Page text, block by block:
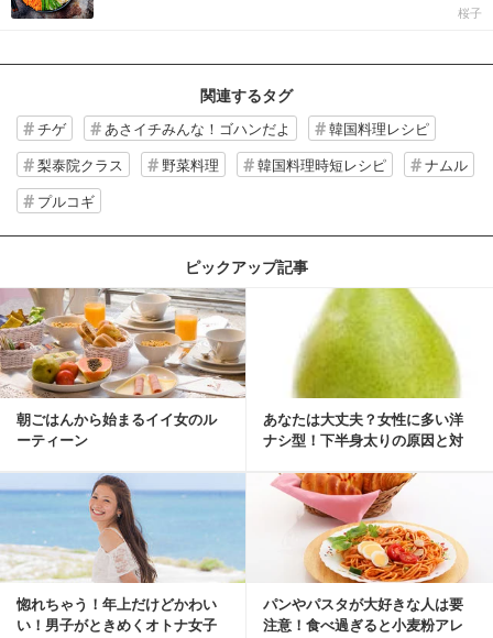
桜子
関連するタグ
チゲ あさイチみんな！ゴハンだよ
韓国料理レシピ
梨泰院クラス
野菜料理 韓国料理時短レシピ
ナムル
プルコギ
ピックアップ記事
朝ごはんから始まるイイ女のル
ーティーン
あなたは大丈夫？女性に多い洋
ナシ型！下半身太りの原因と対
惚れちゃう！年上だけどかわい
い！男子がときめくオトナ女子
パンやパスタが大好きな人は要
注意！食べ過ぎると小麦粉アレ